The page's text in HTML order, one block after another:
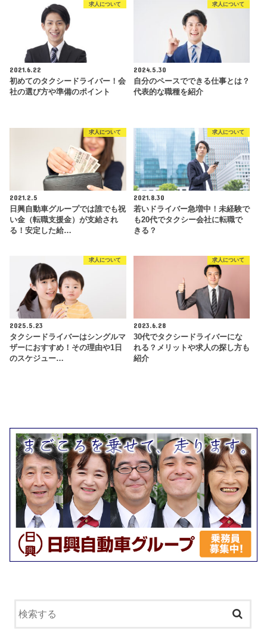
求人について
2021.6.22
初めてのタクシードライバー！会
社の選び方や準備のポイント
求人について
2024.5.30
自分のペースでできる仕事とは？
代表的な職種を紹介
求人について
2021.2.5
日興自動車グループでは誰でも祝
い金（転職支援金）が支給され
る！安定した給…
求人について
2021.8.30
若いドライバー急増中！未経験で
も20代でタクシー会社に転職で
きる？
求人について
2025.5.23
タクシードライバーはシングルマ
ザーにおすすめ！その理由や1日
のスケジュー…
求人について
2023.6.28
30代でタクシードライバーにな
れる？メリットや求人の探し方も
紹介